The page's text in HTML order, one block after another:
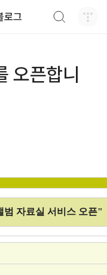
로그
오픈합니
범 자료실 서비스 오픈"